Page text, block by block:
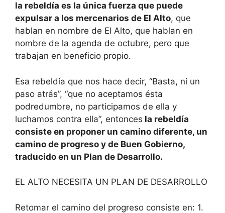
la rebeldía es la única fuerza que puede
expulsar a los mercenarios de El Alto, que
hablan en nombre de El Alto, que hablan en
nombre de la agenda de octubre, pero que
trabajan en beneficio propio.
Esa rebeldía que nos hace decir, “Basta, ni un
paso atrás”, “que no aceptamos ésta
podredumbre, no participamos de ella y
luchamos contra ella”, entonces la rebeldía
consiste en proponer un camino diferente, un
camino de progreso y de Buen Gobierno,
traducido en un Plan de Desarrollo.
EL ALTO NECESITA UN PLAN DE DESARROLLO
Retomar el camino del progreso consiste en: 1.